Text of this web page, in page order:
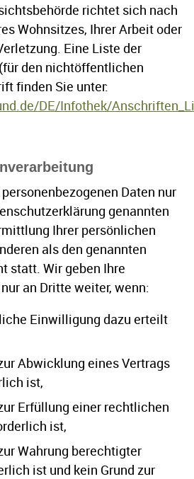
richtet sich nach
Wohnsitzes, Ihrer Arbeit oder
Eine Liste der
den nichtöffentlichen
finden Sie unter:
DE/Infothek/
Daten nur
genannten
Ihrer persönlichen
als den genannten
statt. Wir geben Ihre
an Dritte weiter, wenn:
Einwilligung dazu erteilt
Abwicklung eines Vertrags
ist,
Erfüllung einer rechtlichen
ist,
Wahrung berechtigter
ist und kein Grund zur